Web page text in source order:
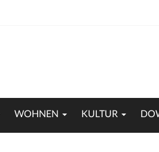
WOHNEN KULTUR